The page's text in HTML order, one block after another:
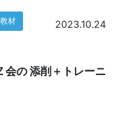
教材 2023.10.24
会の 添削＋トレーニ